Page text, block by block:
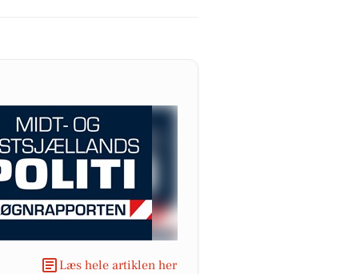
Læs hele artiklen her